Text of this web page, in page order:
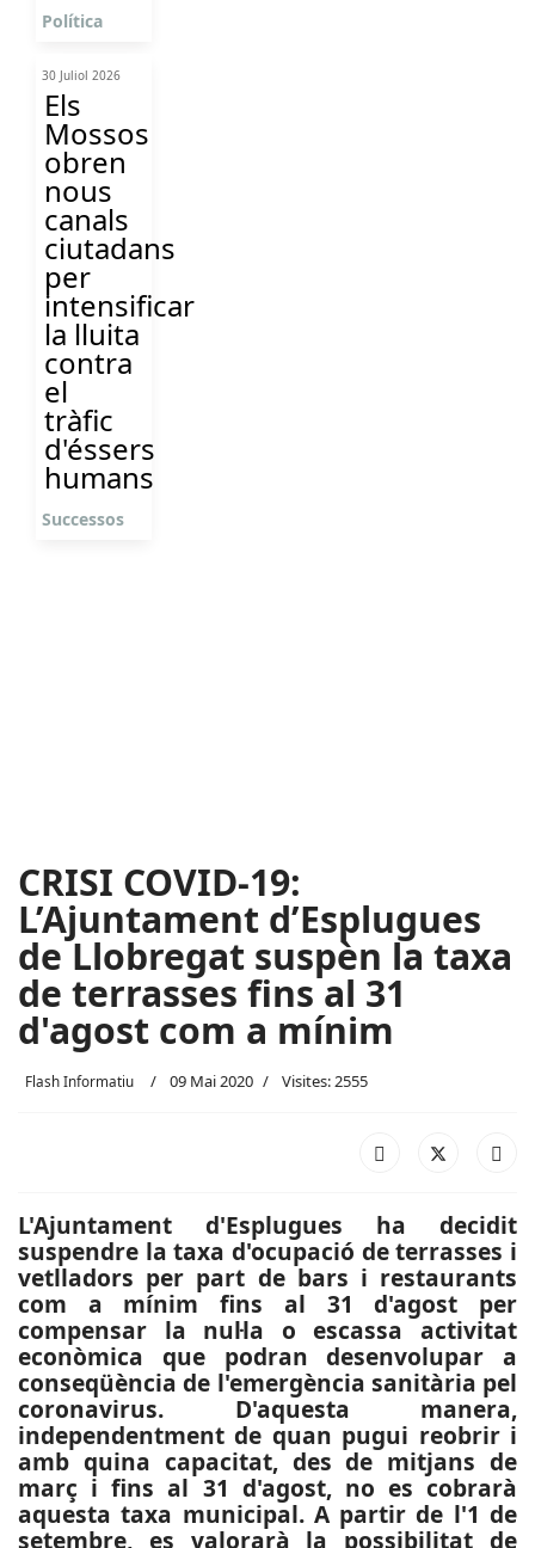
Política
30 Juliol 2026
Els
Mossos
obren
nous
canals
ciutadans
per
intensificar
la lluita
contra
el
tràfic
d'éssers
humans
Successos
CRISI COVID-19:
L’Ajuntament d’Esplugues
de Llobregat suspèn la taxa
de terrasses fins al 31
d'agost com a mínim
Flash Informatiu 09 Mai 2020 Visites: 2555
L'Ajuntament d'Esplugues ha decidit
suspendre la taxa d'ocupació de terrasses i
vetlladors per part de bars i restaurants
com a mínim fins al 31 d'agost per
compensar la nul·la o escassa activitat
econòmica que podran desenvolupar a
conseqüència de l'emergència sanitària pel
coronavirus. D'aquesta manera,
independentment de quan pugui reobrir i
amb quina capacitat, des de mitjans de
març i fins al 31 d'agost, no es cobrarà
aquesta taxa municipal. A partir de l'1 de
setembre, es valorarà la possibilitat de